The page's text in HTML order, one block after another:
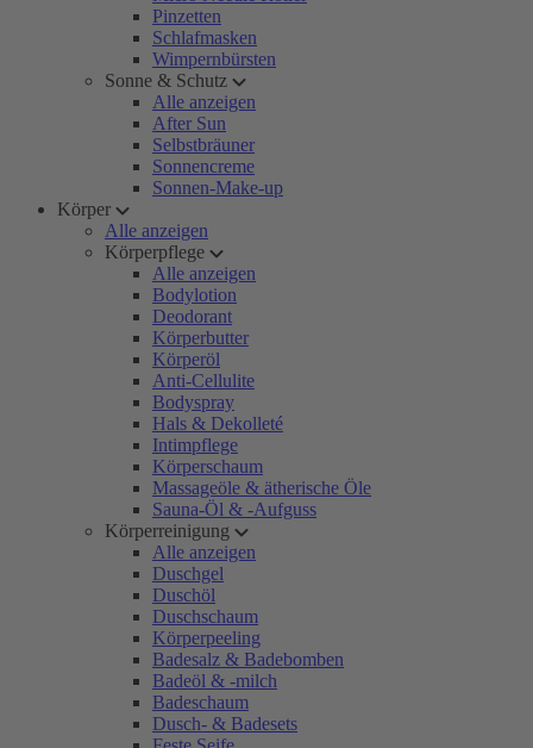
Pinzetten
Schlafmasken
Wimpernbürsten
Sonne & Schutz
Alle anzeigen
After Sun
Selbstbräuner
Sonnencreme
Sonnen-Make-up
Körper
Alle anzeigen
Körperpflege
Alle anzeigen
Bodylotion
Deodorant
Körperbutter
Körperöl
Anti-Cellulite
Bodyspray
Hals & Dekolleté
Intimpflege
Körperschaum
Massageöle & ätherische Öle
Sauna-Öl & -Aufguss
Körperreinigung
Alle anzeigen
Duschgel
Duschöl
Duschschaum
Körperpeeling
Badesalz & Badebomben
Badeöl & -milch
Badeschaum
Dusch- & Badesets